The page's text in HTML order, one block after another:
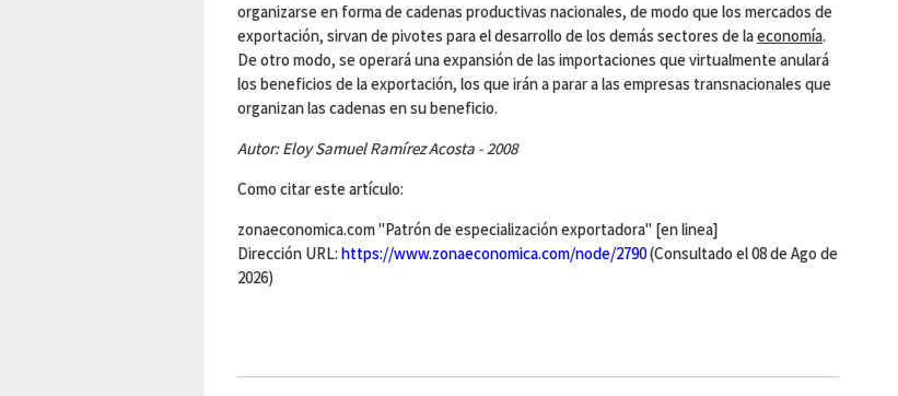
organizarse en forma de cadenas productivas nacionales, de modo que los mercados de
exportación, sirvan de pivotes para el desarrollo de los demás sectores de laeconomía.
De otro modo, se operará una expansión de las importaciones que virtualmente anulará
los beneficios de la exportación, los que irán a parar a las empresas transnacionales que
organizan las cadenas en su beneficio.
Autor: Eloy Samuel Ramírez Acosta - 2008
Como citar este artículo:
zonaeconomica.com "Patrón de especialización exportadora" [en linea]
Dirección URL: https://www.zonaeconomica.com/node/2790(Consultado el 08 de Ago de
2026)